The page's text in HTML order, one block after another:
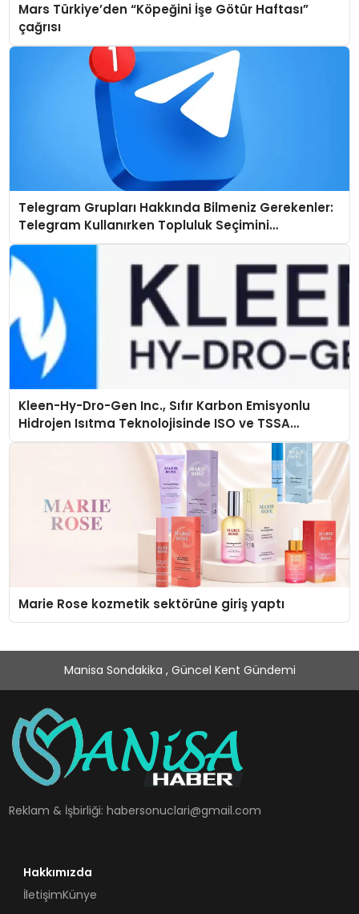
Mars Türkiye’den “Köpeğini İşe Götür Haftası”
çağrısı
Telegram Grupları Hakkında Bilmeniz Gerekenler:
Telegram Kullanırken Topluluk Seçimini
Kolaylaştırın
Kleen-Hy-Dro-Gen Inc., Sıfır Karbon Emisyonlu
Hidrojen Isıtma Teknolojisinde ISO ve TSSA
Düzenleyici Onaylarını Aldı
Marie Rose kozmetik sektörüne giriş yaptı
Manisa Sondakika , Güncel Kent Gündemi
Reklam & İşbirliği:habersonuclari@gmail.com
Hakkımızda
İletişimKünye